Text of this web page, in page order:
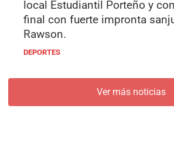
local Estudiantil Porteño y
final con fuerte impronta
Rawson.
DEPORTES
Ver más noticias